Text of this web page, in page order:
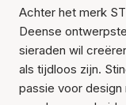
Achter het merk
Deense
sieraden wil
als tijdloos zijn.
passie voor